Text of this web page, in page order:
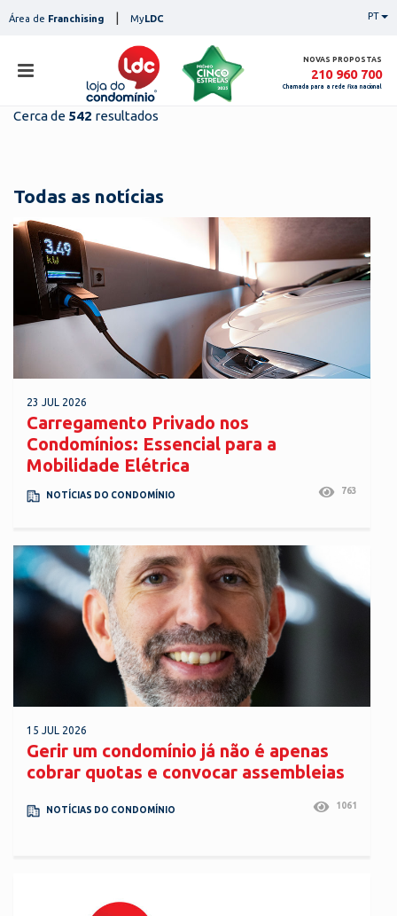
toÁrea de Franchising MyLDC PT
NOVAS PROPOSTAS
210 960 700
Chamada para a rede fixa nacional
notícias
contactos
Cerca de 542 resultados
Todas as notícias
23 JUL 2026
Carregamento Privado nos
Condomínios: Essencial para a
Mobilidade Elétrica
NOTÍCIAS DO CONDOMÍNIO 763
15 JUL 2026
Gerir um condomínio já não é apenas
cobrar quotas e convocar assembleias
NOTÍCIAS DO CONDOMÍNIO 1061